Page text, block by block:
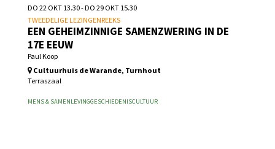
EEN GEHEIMZINNIGE SAMENZWERING IN DE
17E EEUW
Paul Koop
TWEEDELIGE LEZINGENREEKS
DO 22 OKT 13.30-DO 29 OKT 15.30
Cultuurhuis de Warande, Turnhout
Terraszaal
MENS & SAMENLEVINGGESCHIEDENISCULTUUR